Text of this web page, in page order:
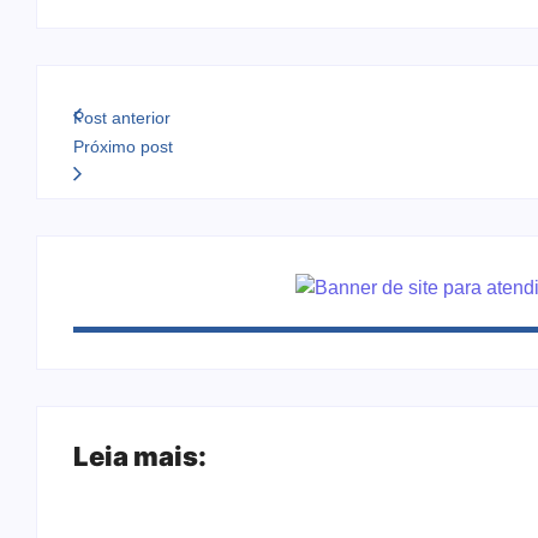
Post anterior
Próximo post
Leia mais: